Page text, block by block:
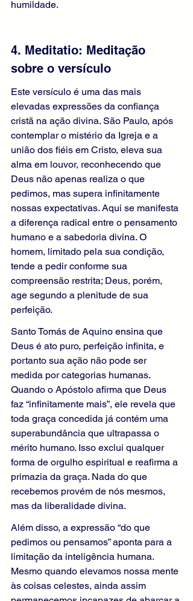
humildade.
4. Meditatio: Meditação
sobre o versículo
Este versículo é uma das mais
elevadas expressões da confiança
cristã na ação divina. São Paulo, após
contemplar o mistério da Igreja e a
união dos fiéis em Cristo, eleva sua
alma em louvor, reconhecendo que
Deus não apenas realiza o que
pedimos, mas supera infinitamente
nossas expectativas. Aqui se manifesta
a diferença radical entre o pensamento
humano e a sabedoria divina. O
homem, limitado pela sua condição,
tende a pedir conforme sua
compreensão restrita; Deus, porém,
age segundo a plenitude de sua
perfeição.
Santo Tomás de Aquino ensina que
Deus é ato puro, perfeição infinita, e
portanto sua ação não pode ser
medida por categorias humanas.
Quando o Apóstolo afirma que Deus
faz “infinitamente mais”, ele revela que
toda graça concedida já contém uma
superabundância que ultrapassa o
mérito humano. Isso exclui qualquer
forma de orgulho espiritual e reafirma a
primazia da graça. Nada do que
recebemos provém de nós mesmos,
mas da liberalidade divina.
Além disso, a expressão “do que
pedimos ou pensamos” aponta para a
limitação da inteligência humana.
Mesmo quando elevamos nossa mente
às coisas celestes, ainda assim